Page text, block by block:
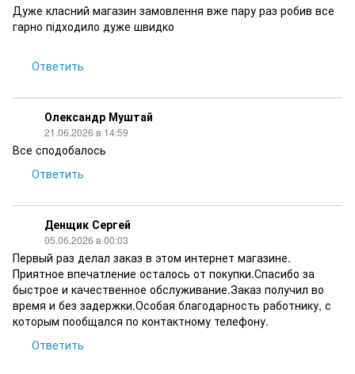
Дуже класний магазин замовлення вже пару раз робив все
гарно підходило дуже швидко
Ответить
Олександр Муштай
21.06.2026 в 14:59
Все сподобалось
Ответить
Денщик Сергей
05.06.2026 в 00:03
Первый раз делал заказ в этом интернет магазине.
Приятное впечатление осталось от покупки.Спасибо за
быстрое и качественное обслуживание.Заказ получил во
время и без задержки.Особая благодарность работнику, с
которым пообщался по контактному телефону.
Ответить